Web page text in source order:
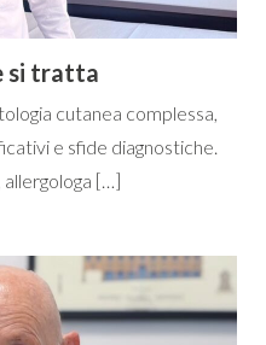
si tratta
cutanea complessa,
e sfide diagnostiche.
allergologa […]